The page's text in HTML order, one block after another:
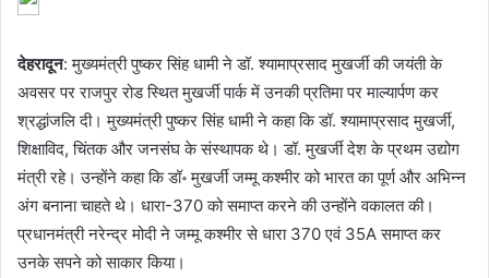
देहरादून: मुख्यमंत्री पुष्कर सिंह धामी ने डॉ. श्यामाप्रसाद मुखर्जी की जयंती के
अवसर पर राजपुर रोड स्थित मुखर्जी पार्क में उनकी प्रतिमा पर माल्यार्पण कर
श्रद्धांजलि दी। मुख्यमंत्री पुष्कर सिंह धामी ने कहा कि डॉ. श्यामाप्रसाद मुखर्जी,
शिक्षाविद, चिंतक और जनसंघ के संस्थापक थे। डॉ. मुखर्जी देश के प्रथम उद्योग
मंत्री रहे। उन्होंने कहा कि डॉ॰ मुखर्जी जम्मू कश्मीर को भारत का पूर्ण और अभिन्न
अंग बनाना चाहते थे। धारा-370 को समाप्त करने की उन्होंने वकालत की।
प्रधानमंत्री नरेन्द्र मोदी ने जम्मू कश्मीर से धारा 370 एवं 35A समाप्त कर
उनके सपने को साकार किया।